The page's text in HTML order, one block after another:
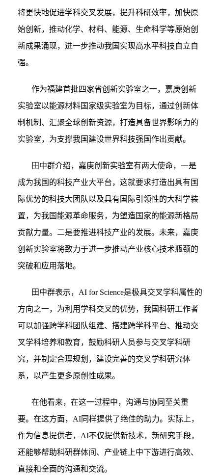
将更快地促进学科交叉发展，提升科研效率，加快原
始创新，推动化学、材料、能源、生命科学等原始创
新成果涌现，进一步推动我国实现高水平科技自立自
强。
作为福建首批四家省创新实验室之一，嘉庚创新
实验室以能源材料国家级实验室为目标，通过创新体
制机制、汇聚全球创新资源，打造具备世界影响力的
实验室，为支撑我国建设世界科技强国作出贡献。
田中群介绍，嘉庚创新实验室有两大使命，一是
成为我国的科技产业大平台，这就要求打造出具有国
际优势的科技大团队以及具有国际引领性的大科学装
置，为我国能源革命服务，为塑造国家的能源新格局
贡献力量。二是要推进科技产业的发展。未来，嘉庚
创新实验室将致力于进一步推动产业核心技术瓶颈的
突破和应用落地。
田中群表示，AI for Science是极具交叉学科属性的
方向之一，为利用学科交叉的优势，我国科研工作者
可以加强跨学科团队组建、搭建跨学科平台、推动交
叉学科培养和教育，鼓励科研人员参与交叉学科研
究，并制定合理规划，建设完善的交叉学科研究体
系，以产生更多原创性成果。
在他看来，在这一过程中，沟通与协同至关重
要。在这方面，AI同样提供了绝佳的助力。实际上，
作为信息提供者，AI不仅提供新技术，新研究手段，
还能够帮助科研群体间、产业链上中下游进行高效、
直接和全面的沟通和交流。